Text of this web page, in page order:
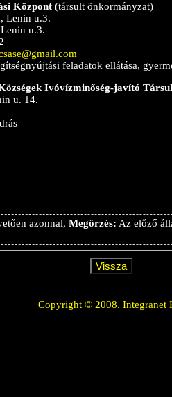
Központ (társult önkormányzat)
Lenin u.3.
u.3.
feladatok ellátása,
Ivóvízminőség-javító
u. 14.
azonnal, Megőrzés: Az előző
Copyright © 2008. Integranet